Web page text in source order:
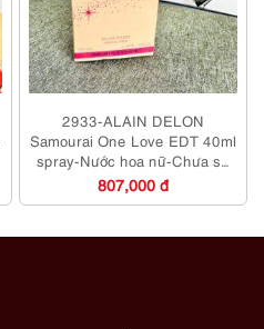
2933-ALAIN DELON
Samourai One Love EDT 40ml
spray-Nước hoa nữ-Chưa sử
dụng
807,000 đ